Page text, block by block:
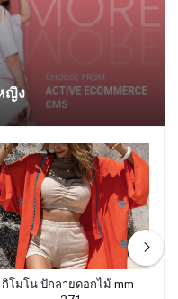
ญิง
หยิบใส่ตะกร้า
กิโมโน ปักลายดอกไม้ mm-